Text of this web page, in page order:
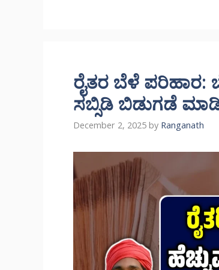
ರೈತರ ಬೆಳೆ
ಸಬ್ಸಿಡಿ ಬಿಡುಗಡೆ
December 2, 2025 by Ranganath